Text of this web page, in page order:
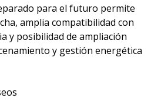
para el futuro permite
amplia compatibilidad con
y posibilidad de ampliación
y gestión energética